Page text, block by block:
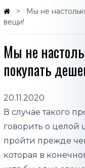
Мы не
вещи!
Мы не
покупать
20.11.2020
В случае такого
говорить о целой
пройти прежде
которая в